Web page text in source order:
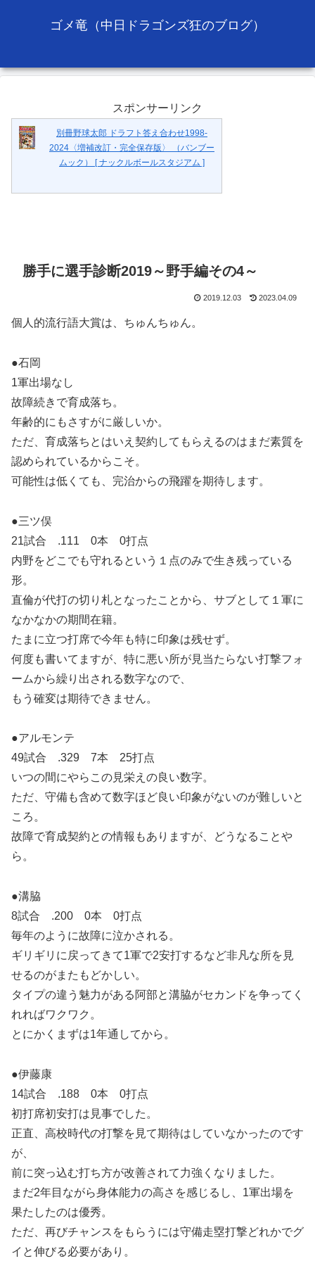
ゴメ竜（中日ドラゴンズ狂のブログ）
スポンサーリンク
別冊野球太郎 ドラフト答え合わせ1998-
2024〈増補改訂・完全保存版〉 （バンブー
ムック） [ ナックルボールスタジアム ]
勝手に選手診断2019～野手編その4～
2019.12.03 2023.04.09
個人的流行語大賞は、ちゅんちゅん。
●石岡
1軍出場なし
故障続きで育成落ち。
年齢的にもさすがに厳しいか。
ただ、育成落ちとはいえ契約してもらえるのはまだ素質を
認められているからこそ。
可能性は低くても、完治からの飛躍を期待します。
●三ツ俣
21試合 .111 0本 0打点
内野をどこでも守れるという１点のみで生き残っている
形。
直倫が代打の切り札となったことから、サブとして１軍に
なかなかの期間在籍。
たまに立つ打席で今年も特に印象は残せず。
何度も書いてますが、特に悪い所が見当たらない打撃フォ
ームから繰り出される数字なので、
もう確変は期待できません。
●アルモンテ
49試合 .329 7本 25打点
いつの間にやらこの見栄えの良い数字。
ただ、守備も含めて数字ほど良い印象がないのが難しいと
ころ。
故障で育成契約との情報もありますが、どうなることや
ら。
●溝脇
8試合 .200 0本 0打点
毎年のように故障に泣かされる。
ギリギリに戻ってきて1軍で2安打するなど非凡な所を見
せるのがまたもどかしい。
タイプの違う魅力がある阿部と溝脇がセカンドを争ってく
れればワクワク。
とにかくまずは1年通してから。
●伊藤康
14試合 .188 0本 0打点
初打席初安打は見事でした。
正直、高校時代の打撃を見て期待はしていなかったのです
が、
前に突っ込む打ち方が改善されて力強くなりました。
まだ2年目ながら身体能力の高さを感じるし、1軍出場を
果たしたのは優秀。
ただ、再びチャンスをもらうには守備走塁打撃どれかでグ
イと伸びる必要があり。